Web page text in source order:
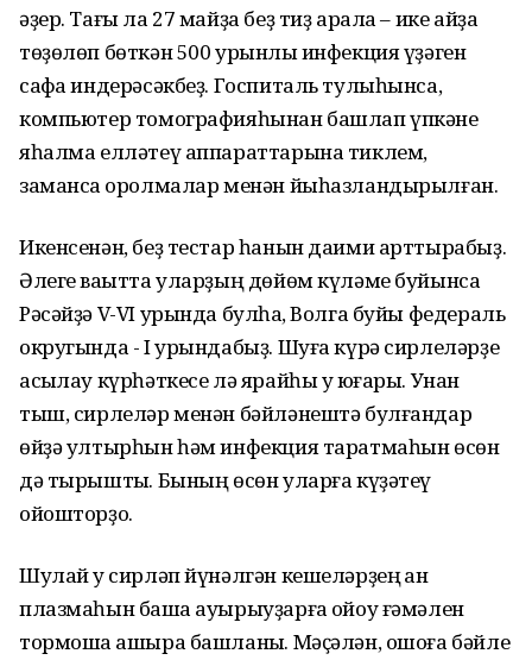
әҙер. Тағы ла 27 майҙа беҙ тиҙ арала – ике айҙа
төҙөлөп бөткән 500 урынлыҡ инфекция үҙәген
сафҡа индерәсәкбеҙ. Госпиталь тулыһынса,
компьютер томографияһынан башлап үпкәне
яһалма елләтеү аппараттарына тиклем,
заманса ҡоролмалар менән йыһазландырылған.
Икенсенән, беҙ тестар һанын даими арттырабыҙ.
Әлеге ваҡытта уларҙың дөйөм күләме буйынса
Рәсәйҙә V-VI урында булһаҡ, Волга буйы федераль
округында - I урындабыҙ. Шуға күрә сирлеләрҙе
асыҡлау күрһәткесе лә ярайһы уҡ юғары. Унан
тыш, сирлеләр менән бәйләнештә булғандар
өйҙә ултырһын һәм инфекция таратмаһын өсөн
дә тырыштыҡ. Бының өсөн уларға күҙәтеү
ойошторҙоҡ.
Шулай уҡ сирләп йүнәлгән кешеләрҙең ҡан
плазмаһын башҡа ауырыуҙарға ҡойоу ғәмәлен
тормошҡа ашыра башланыҡ. Мәҫәлән, ошоға бәйле